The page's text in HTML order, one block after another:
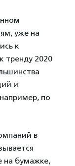
уже на
к
тренду 2020
и
по
в
на бумажке,